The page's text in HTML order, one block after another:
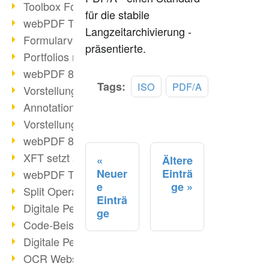
Toolbox Forms Operation
webPDF Toolbox Delete
Formularverarbeitung mit webPDF
Portfolios mit webPDF erstellen
webPDF 8.0 gestartet
Vorstellung weiterer ActionTypes
AnnotationSelection Objekt
Vorstellung weiterer ActionTypes
webPDF 8: Toolbox Neuerungen
XFT setzt auf webPDF
webPDF Toolbox Webservice Image
Split Operation: Dokumente teilen
Digitale Personalakte mit webPDF
Code-Beispiel Attachment Operation
Digitale Personalakte bei REMONDIS
OCR Webservice
für die stabile
Langzeitarchivierung -
präsentierte.
Tags: ISO PDF/A
Neuer
e
Einträ
ge
Ältere
Einträ
ge